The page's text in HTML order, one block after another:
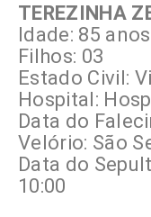
TEREZINHA
Idade: 85 anos
Filhos: 03
Estado Civil:
Hospital:
Data do
Velório: São
Data do
10:00